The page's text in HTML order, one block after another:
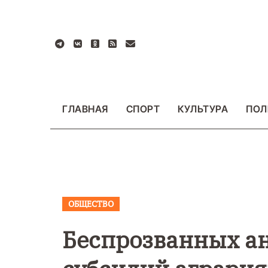
содержанию
ГЛАВНАЯ СПОРТ КУЛЬТУРА
ОБЩЕСТВО
Беспрозванных
ВАЖНОЕ